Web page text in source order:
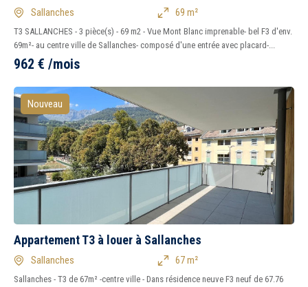
Sallanches 69 m²
T3 SALLANCHES - 3 pièce(s) - 69 m2 - Vue Mont Blanc imprenable- bel F3 d'env.
69m²- au centre ville de Sallanches- composé d'une entrée avec placard-...
962 € /mois
Nouveau
Appartement T3 à louer à Sallanches
Sallanches 67 m²
Sallanches - T3 de 67m² -centre ville - Dans résidence neuve F3 neuf de 67.76